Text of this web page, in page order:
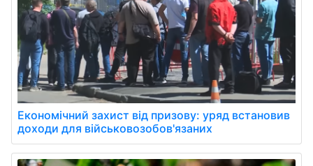
Економічний захист від призову: уряд встановив
доходи для військовозобов'язаних